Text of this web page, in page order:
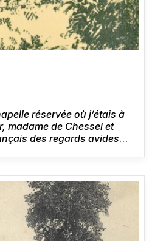
réservée où j’étais à
madame de Chessel et
des regards avides
cachait mon idole ne
moi sembla m’attacher
le passé.Honoré de
vallée